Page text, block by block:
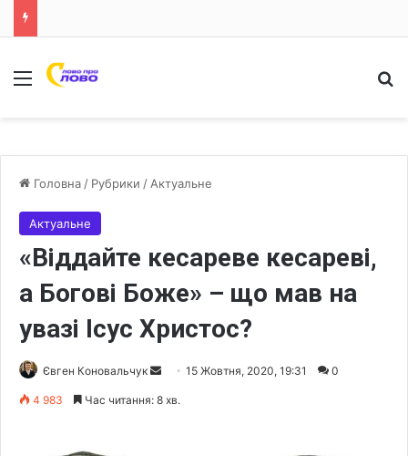
Меню
Головна / Рубрики / Актуальне
Актуальне
«Віддайте кесареве кесареві,
а Богові Боже» – що мав на
увазі Ісус Христос?
Євген Коновальчук
e
15 Жовтня, 2020, 19:31 0
4 983 Час читання: 8 хв.